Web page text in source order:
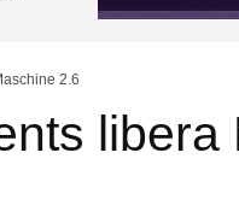
2.6
libera